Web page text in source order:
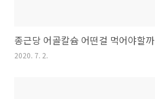
종근당 어골칼슘 어떤걸 먹어야할까
2020. 7. 2.